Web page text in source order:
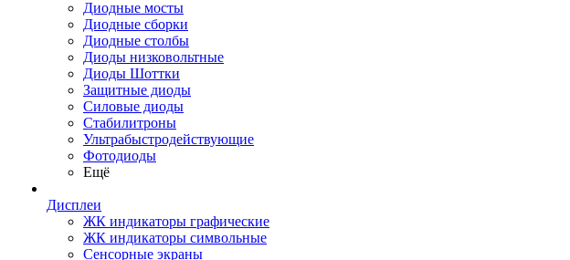
Диодные мосты
Диодные сборки
Диодные столбы
Диоды низковольтные
Диоды Шоттки
Защитные диоды
Силовые диоды
Стабилитроны
Ультрабыстродействующие
Фотодиоды
Ещё
Дисплеи
ЖК индикаторы графические
ЖК индикаторы символьные
Сенсорные экраны